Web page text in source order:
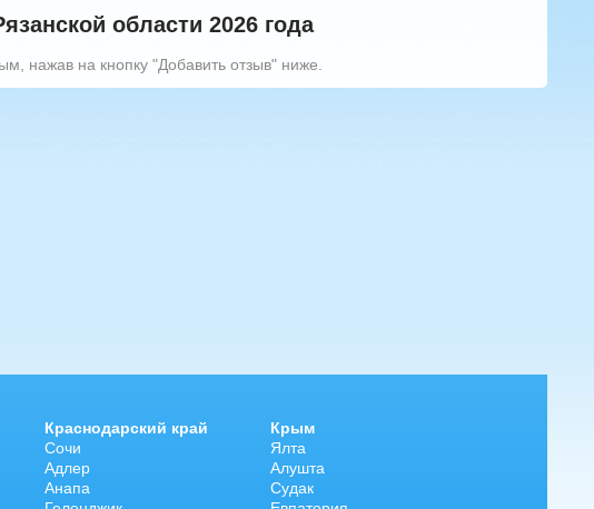
области 2026 года
нажав на кнопку "Добавить отзыв" ниже.
Краснодарский край
Сочи
Адлер
Анапа
Крым
Ялта
Алушта
Судак